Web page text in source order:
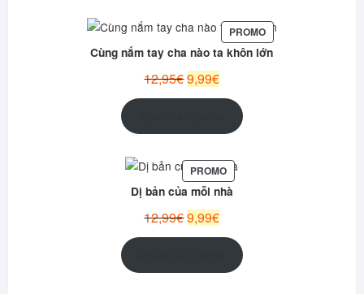
PROMOPRODUIT
EN
PROMOTION
Cùng nắm tay cha nào ta khôn lớn
12,95€Le
9,99€Le
actuel
est :
PROMOPRODUIT
EN
PROMOTION
Dị bản của mỗi nhà
12,99€Le
9,99€Le
actuel
est :